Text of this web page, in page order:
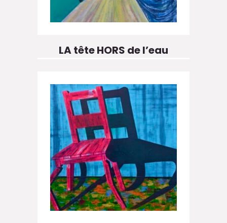
LA tête HORS de l’eau